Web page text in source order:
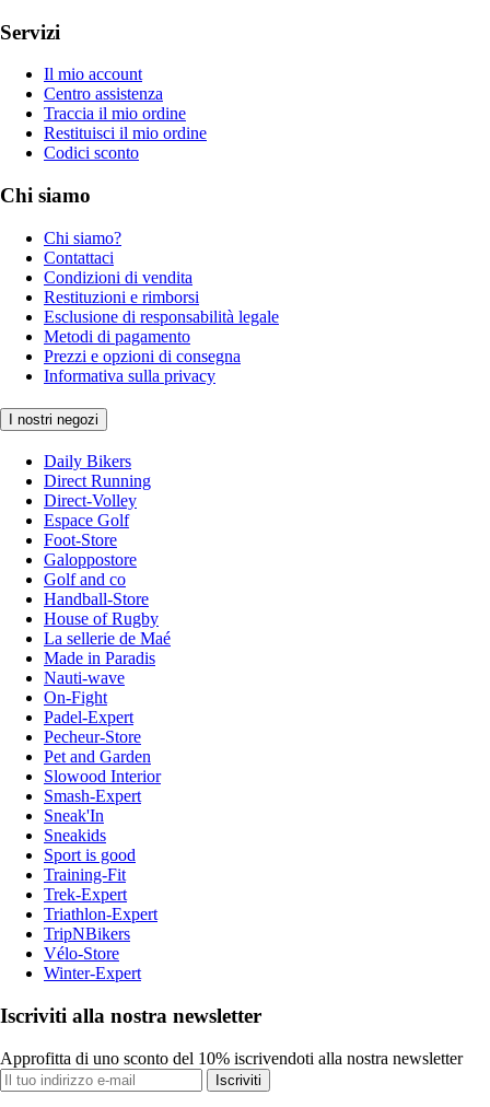
Servizi
Il mio account
Centro assistenza
Traccia il mio ordine
Restituisci il mio ordine
Codici sconto
Chi siamo
Chi siamo?
Contattaci
Condizioni di vendita
Restituzioni e rimborsi
Esclusione di responsabilità legale
Metodi di pagamento
Prezzi e opzioni di consegna
Informativa sulla privacy
I nostri negozi
Daily Bikers
Direct Running
Direct-Volley
Espace Golf
Foot-Store
Galoppostore
Golf and co
Handball-Store
House of Rugby
La sellerie de Maé
Made in Paradis
Nauti-wave
On-Fight
Padel-Expert
Pecheur-Store
Pet and Garden
Slowood Interior
Smash-Expert
Sneak'In
Sneakids
Sport is good
Training-Fit
Trek-Expert
Triathlon-Expert
TripNBikers
Vélo-Store
Winter-Expert
Iscriviti alla nostra newsletter
Approfitta di uno sconto del 10% iscrivendoti alla nostra newsletter
Iscriviti